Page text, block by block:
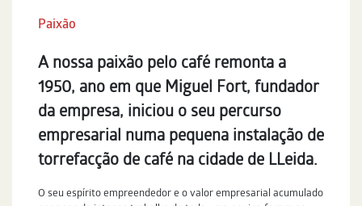
Paixão
A nossa paixão pelo café remonta a
1950, ano em que Miguel Fort, fundador
da empresa, iniciou o seu percurso
empresarial numa pequena instalação de
torrefacção de café na cidade de LLeida.
O seu espírito empreendedor e o valor empresarial acumulado